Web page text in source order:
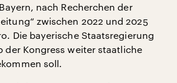
nach Recherchen der
zwischen 2022 und 2025
Die bayerische Staatsregierung
der Kongress weiter staatliche
soll.